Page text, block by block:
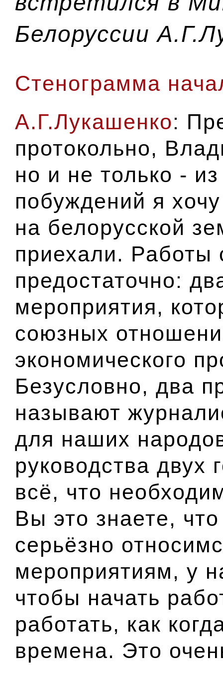
Белоруссии
Стенограмма
А.Г.Лукашенко:
протокольно,
но и не только -
побуждений я
на белорусской
приехали. Работы
предостаточно:
мероприятия,
союзных
экономического
Безусловно, два
называют
для наших
руководства двух
всё, что
Вы это знаете,
серьёзно
мероприятиям, у
чтобы начать
работать, как
времена. Это